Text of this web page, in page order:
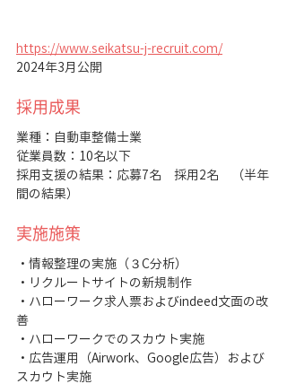
https://www.seikatsu-j-recruit.com/
2024年3月公開
採用成果
業種：自動車整備士業
従業員数：10名以下
採用支援の結果：応募7名　採用2名　（半年
間の結果）
実施施策
・情報整理の実施（３C分析）
・リクルートサイトの新規制作
・ハローワーク求人票およびindeed文面の改
善
・ハローワークでのスカウト実施
・広告運用（Airwork、Google広告）および
スカウト実施